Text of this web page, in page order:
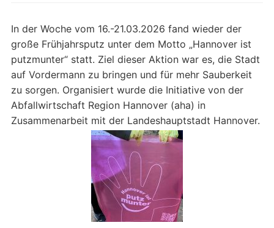
In der Woche vom 16.-21.03.2026 fand wieder der
große Frühjahrsputz unter dem Motto „Hannover ist
putzmunter“ statt. Ziel dieser Aktion war es, die Stadt
auf Vordermann zu bringen und für mehr Sauberkeit
zu sorgen. Organisiert wurde die Initiative von der
Abfallwirtschaft Region Hannover (aha) in
Zusammenarbeit mit der Landeshauptstadt Hannover.